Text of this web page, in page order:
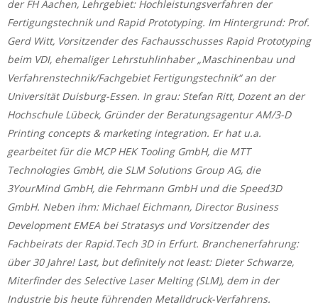
der FH Aachen, Lehrgebiet: Hochleistungsverfahren der
Fertigungstechnik und Rapid Prototyping. Im Hintergrund: Prof.
Gerd Witt, Vorsitzender des Fachausschusses Rapid Prototyping
beim VDI, ehemaliger Lehrstuhlinhaber „Maschinenbau und
Verfahrenstechnik/Fachgebiet Fertigungstechnik“ an der
Universität Duisburg-Essen. In grau: Stefan Ritt, Dozent an der
Hochschule Lübeck, Gründer der Beratungsagentur AM/3-D
Printing concepts & marketing integration. Er hat u.a.
gearbeitet für die MCP HEK Tooling GmbH, die MTT
Technologies GmbH, die SLM Solutions Group AG, die
3YourMind GmbH, die Fehrmann GmbH und die Speed3D
GmbH. Neben ihm: Michael Eichmann, Director Business
Development EMEA bei Stratasys und Vorsitzender des
Fachbeirats der Rapid.Tech 3D in Erfurt. Branchenerfahrung:
über 30 Jahre! Last, but definitely not least: Dieter Schwarze,
Miterfinder des Selective Laser Melting (SLM), dem in der
Industrie bis heute führenden Metalldruck-Verfahrens.